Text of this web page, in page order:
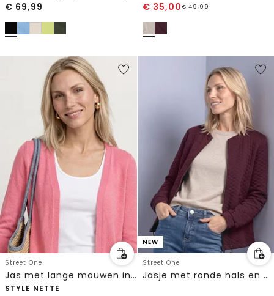
€ 69,99
€ 35,00€49,99
Street One
Jas met lange mouwen in gebreide look
STYLE NETTE
NEW
Street One
Jasje met ronde hals en structuur